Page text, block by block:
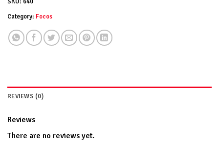
Category: Focos
REVIEWS (0)
Reviews
There are no reviews yet.